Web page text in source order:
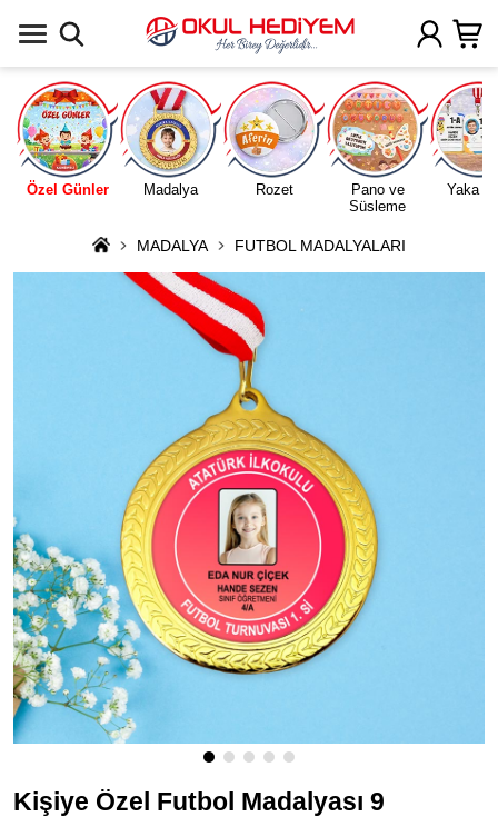
Özel Günler Madalya Rozet
Pano ve
Süsleme
Yaka
MADALYA FUTBOL MADALYALARI
Kişiye Özel Futbol Madalyası 9
Uygulamada Aç